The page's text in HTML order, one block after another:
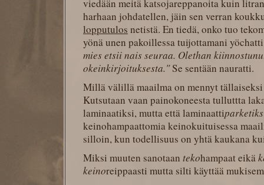
viedään meitä katsojareppanoita kuin
harhaan johdatellen, jäin sen verran
lopputulos netistä. En tiedä, onko tuo
yönä unen pakoillessa tuijottamani
mies etsii nais seuraa. Olethan
okeinkirjoituksesta."Se sentään nauratti.
Millä välillä maailma on mennyt
Kutsutaan vaan painokoneesta tulluttta
laminaatiksi, mutta että laminaatti
keinohampaattomia keinokuituisessa
silloin, kun todellisuus on yhtä kaukana
Miksi muuten sanotaan tekohampaat eikä
keinoreippaasti mutta silti käyttää